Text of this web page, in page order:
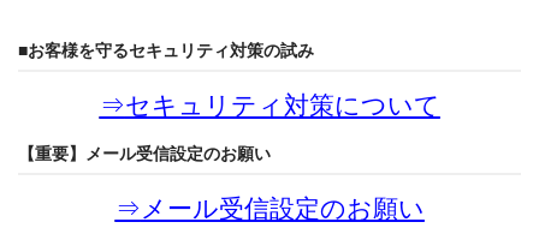
■お客様を守るセキュリティ対策の試み
⇒セキュリティ対策について
【重要】メール受信設定のお願い
⇒ メール受信設定のお願い